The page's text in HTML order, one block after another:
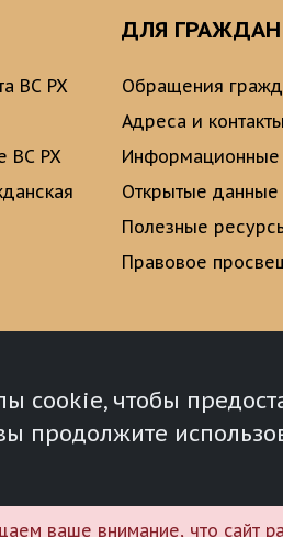
cookie, чтобы
продолжите
ВС РХ
ВС РХ
ДЛЯ ГРАЖДАН
Обращения
Адреса и контакты
Информационные
Открытые данные
Полезные
Правовое
ваше внимание, что сайт